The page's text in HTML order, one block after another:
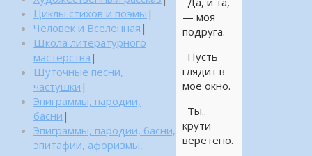
— моя
подруга.
Пусть
глядит в
мое окно.
Ты..
крути
веретено.
Циклы стихов и поэмы |
Человек и Вселенная |
Школа литературного
мастерства |
Шуточные песни,
частушки |
Эпиграммы, пародии,
басни |
Эпиграммы, пародии, басни,
эпитафии, афоризмы,